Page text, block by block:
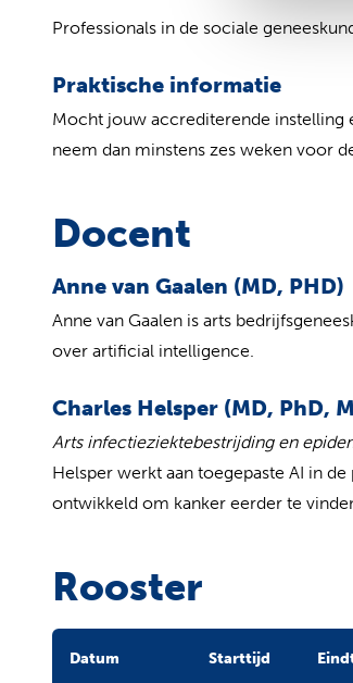
Professionals in de sociale
Praktische informatie
Mocht jouw accrediterende instelling
neem dan minstens zes weken voor
Docent
Anne van Gaalen (MD, PHD)
Anne van Gaalen is arts
over artificial intelligence.
Charles Helsper (MD, PhD,
Arts infectieziektebestrijding en
Helsper werkt aan toegepaste AI in
ontwikkeld om kanker eerder te
Rooster
Datum Starttijd